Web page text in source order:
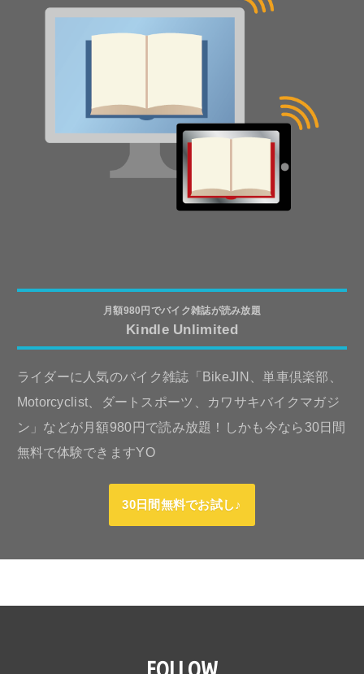
月額980円でバイク雑誌が読み放題
Kindle Unlimited
ライダーに人気のバイク雑誌「BikeJIN、単車倶楽部、
Motorcyclist、ダートスポーツ、カワサキバイクマガジ
ン」などが月額980円で読み放題！しかも今なら30日間
無料で体験できますYO
30日間無料でお試し♪
FOLLOW